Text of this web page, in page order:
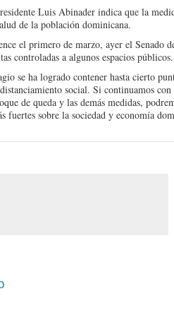
Luis Abinader indica que la
de la población dominicana.
el primero de marzo, ayer el Senado
controladas a algunos espacios públicos.
se ha logrado contener hasta cierto
social. Si continuamos con
de queda y las demás medidas,
fuertes sobre la sociedad y economía